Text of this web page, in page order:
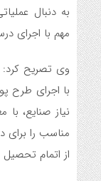
به دنبال
مهم با اجرای
وی تصریح کرد:
با اجرای طرح
نیاز صنایع،
مناسب را
از اتمام